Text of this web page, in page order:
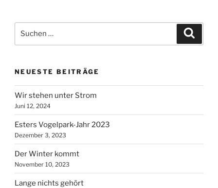
nach:
NEUESTE BEITRÄGE
Wir stehen unter Strom
Juni 12, 2024
Esters Vogelpark-Jahr 2023
Dezember 3, 2023
Der Winter kommt
November 10, 2023
Lange nichts gehört